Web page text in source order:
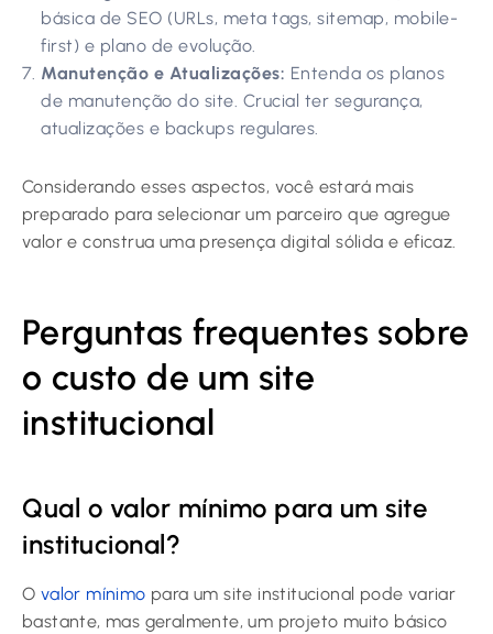
básica de SEO (URLs, meta tags, sitemap, mobile-
first) e plano de evolução.
Manutenção e Atualizações: Entenda os planos
de manutenção do site. Crucial ter segurança,
atualizações e backups regulares.
Considerando esses aspectos, você estará mais
preparado para selecionar um parceiro que agregue
valor e construa uma presença digital sólida e eficaz.
Perguntas frequentes sobre
o custo de um site
institucional
Qual o valor mínimo para um site
institucional?
O valor mínimo para um site institucional pode variar
bastante, mas geralmente, um projeto muito básico